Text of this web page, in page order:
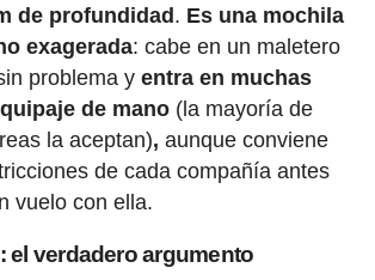
de profundidad. Es una mochila
exagerada: cabe en un maletero
problema y entra en muchas
de mano(la mayoría de
la aceptan), aunque conviene
de cada compañía antes
vuelo con ella.
el verdadero argumento